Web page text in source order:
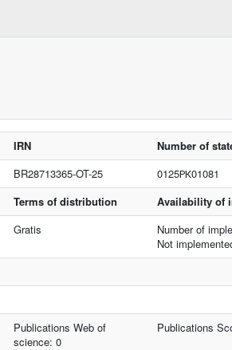
IRN
Number of
BR28713365-OT-25
0125РК01081
Terms of distribution
Availability of
Gratis
Number of
Not
Publications Web of
science: 0
Publications